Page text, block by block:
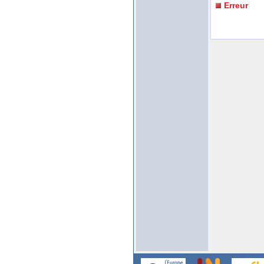
Erreur